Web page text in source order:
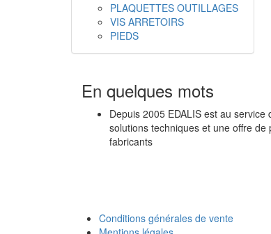
PLAQUETTES OUTILLAGES
VIS ARRETOIRS
PIEDS
En quelques mots
Depuis 2005 EDALIS est au
solutions techniques et une offre
fabricants
Conditions générales de vente